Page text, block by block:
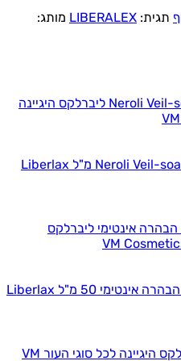
LIBERALEX מותג:
קצף שטיפה אינטימי Neroli Veil-soap 200 מ"ל Liberlax
Lighten U Cream – קרם הבהרה אינטימי 50 מ"ל Liberlax